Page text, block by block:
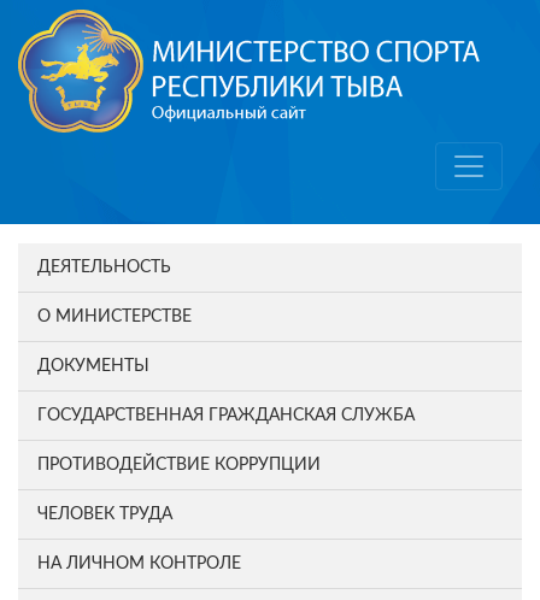
ДЕЯТЕЛЬНОСТЬ
О МИНИСТЕРСТВЕ
ДОКУМЕНТЫ
ГОСУДАРСТВЕННАЯ ГРАЖДАНСКАЯ СЛУЖБА
ПРОТИВОДЕЙСТВИЕ КОРРУПЦИИ
ЧЕЛОВЕК ТРУДА
НА ЛИЧНОМ КОНТРОЛЕ